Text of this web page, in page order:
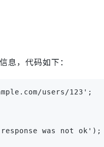
息，代码如下：
users/123';
was not ok');